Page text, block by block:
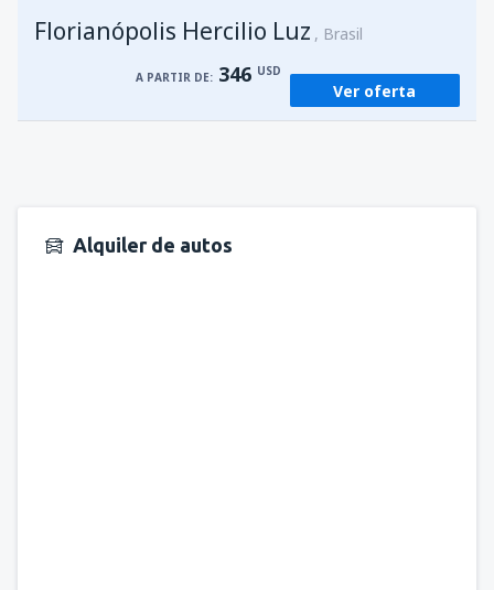
Florianópolis Hercilio Luz Brasil
A PARTIR DE: 346 USD
Ver oferta
Alquiler de autos